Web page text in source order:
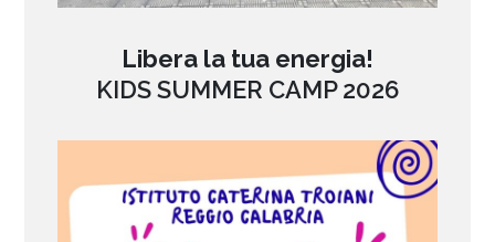
Libera la tua energia!
KIDS SUMMER CAMP 2026